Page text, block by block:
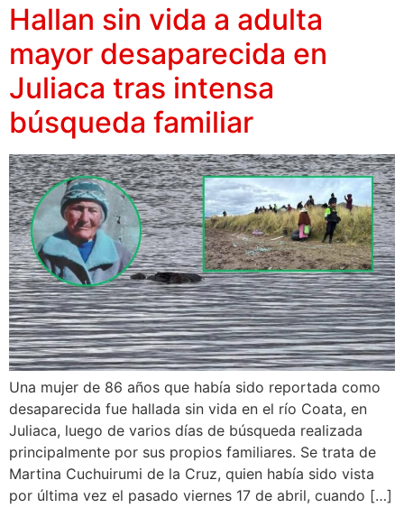
Hallan sin vida a adulta
mayor desaparecida en
Juliaca tras intensa
búsqueda familiar
Una mujer de 86 años que había sido reportada como
desaparecida fue hallada sin vida en el río Coata, en
Juliaca, luego de varios días de búsqueda realizada
principalmente por sus propios familiares. Se trata de
Martina Cuchuirumi de la Cruz, quien había sido vista
por última vez el pasado viernes 17 de abril, cuando […]